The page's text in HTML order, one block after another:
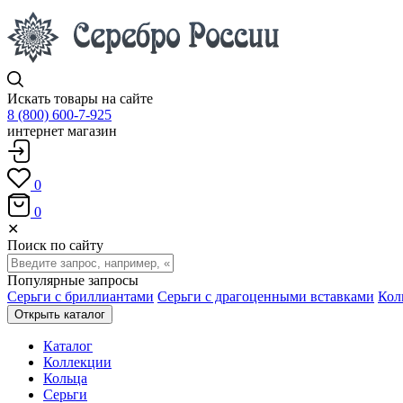
Искать товары на сайте
8 (800) 600-7-925
интернет магазин
0
0
✕
Поиск по сайту
Популярные запросы
Серьги с бриллиантами Серьги с драгоценными вставками
Открыть каталог
Каталог
Коллекции
Кольца
Серьги